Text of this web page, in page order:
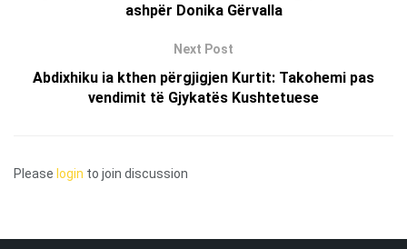
ashpër Donika Gërvalla
Next Post
Abdixhiku ia kthen përgjigjen Kurtit: Takohemi pas
vendimit të Gjykatës Kushtetuese
Please login to join discussion